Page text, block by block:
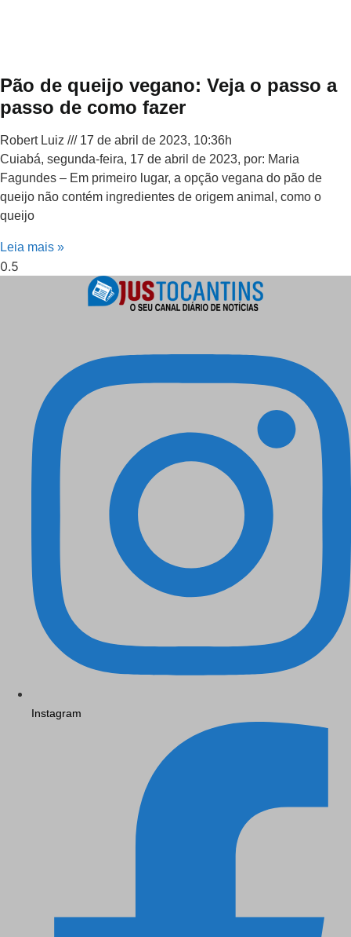
Pão de queijo vegano: Veja o passo a
passo de como fazer
Robert Luiz
17 de abril de 2023, 10:36h
Cuiabá, segunda-feira, 17 de abril de 2023, por: Maria
Fagundes – Em primeiro lugar, a opção vegana do pão de
queijo não contém ingredientes de origem animal, como o
queijo
Leia mais »
Instagram